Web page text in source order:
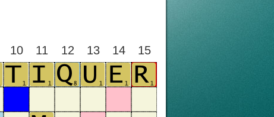
10 11 12 13 14
15